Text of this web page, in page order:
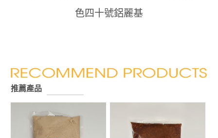
色四十號鋁麗基
推薦產品